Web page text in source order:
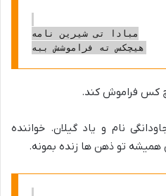
مبادا تی شیرین نامه
کس فراموش کند.
نام و یاد گیلان. خواننده
تو ذهن ها زنده بمونه.